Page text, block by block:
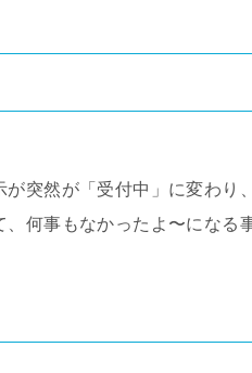
突然が「受付中」に変わり
何事もなかったよ〜になる